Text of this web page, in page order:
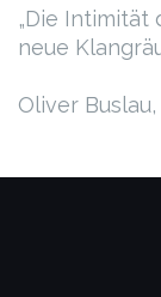
„Die Intimität
neue
Oliver Buslau,